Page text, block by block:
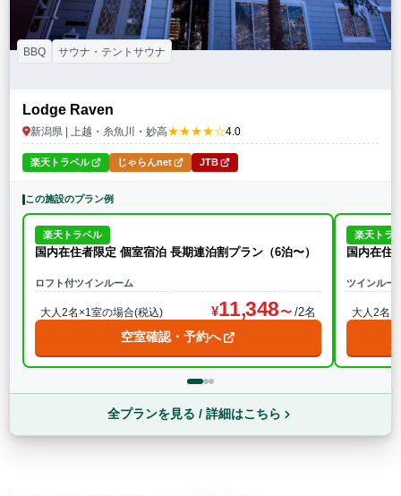
Lodge Raven
新潟県 | 上越・糸魚川・妙高★★★★☆4.0
BBQ サウナ・テントサウナ
楽天トラベル じゃらんnet JTB
この施設のプラン例
楽天トラベル
国内在住者限定 個室宿泊 長期連泊割プラン（6泊〜）
ロフト付ツインルーム
大人2名×1室の場合(税込) 11,348 /2名
空室確認・予約へ
楽天トラ
国内在住
ツインルー
大人2名
全プランを見る / 詳細はこちら